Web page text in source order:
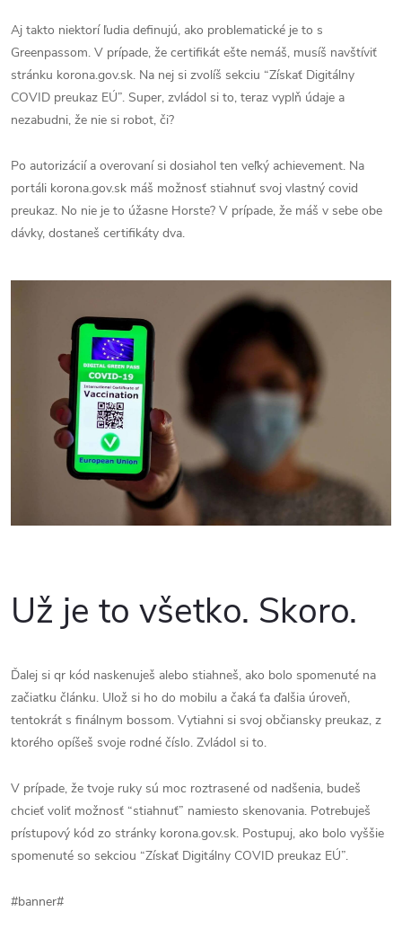
Aj takto niektorí ľudia definujú, ako problematické je to s
Greenpassom. V prípade, že certifikát ešte nemáš, musíš navštíviť
stránku korona.gov.sk. Na nej si zvolíš sekciu “Získať Digitálny
COVID preukaz EÚ”. Super, zvládol si to, teraz vyplň údaje a
nezabudni, že nie si robot, či?
Po autorizácií a overovaní si dosiahol ten veľký achievement. Na
portáli korona.gov.sk máš možnosť stiahnuť svoj vlastný covid
preukaz. No nie je to úžasne Horste? V prípade, že máš v sebe obe
dávky, dostaneš certifikáty dva.
Už je to všetko. Skoro.
Ďalej si qr kód naskenuješ alebo stiahneš, ako bolo spomenuté na
začiatku článku. Ulož si ho do mobilu a čaká ťa ďalšia úroveň,
tentokrát s finálnym bossom. Vytiahni si svoj občiansky preukaz, z
ktorého opíšeš svoje rodné číslo. Zvládol si to.
V prípade, že tvoje ruky sú moc roztrasené od nadšenia, budeš
chcieť voliť možnosť “stiahnuť” namiesto skenovania. Potrebuješ
prístupový kód zo stránky korona.gov.sk. Postupuj, ako bolo vyššie
spomenuté so sekciou “Získať Digitálny COVID preukaz EÚ”.
#banner#